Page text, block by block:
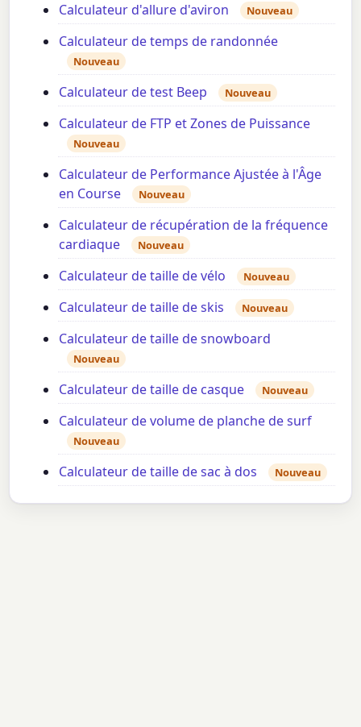
Calculateur d'allure d'aviron Nouveau
Calculateur de temps de randonnée
Nouveau
Calculateur de test Beep Nouveau
Calculateur de FTP et Zones de Puissance
Nouveau
Calculateur de Performance Ajustée à l'Âge
en Course
Nouveau
Calculateur de récupération de la fréquence
cardiaque
Nouveau
Calculateur de taille de vélo Nouveau
Calculateur de taille de skis Nouveau
Calculateur de taille de snowboard
Nouveau
Calculateur de taille de casque Nouveau
Calculateur de volume de planche de surf
Nouveau
Calculateur de taille de sac à dos Nouveau